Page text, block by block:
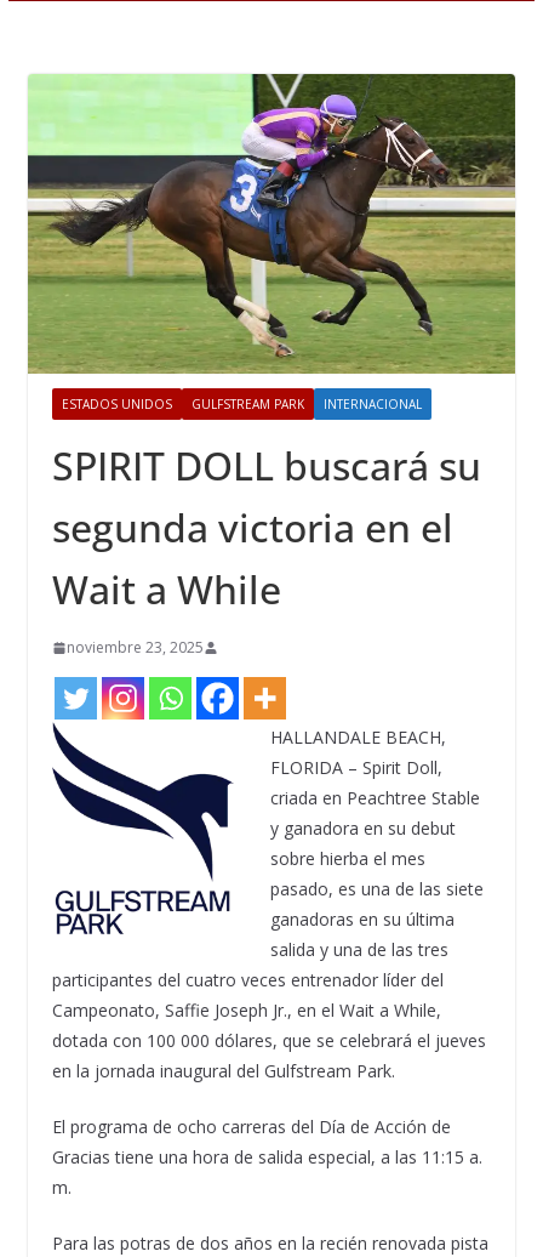
ESTADOS UNIDOS GULFSTREAM PARK INTERNACIONAL
SPIRIT DOLL buscará su
segunda victoria en el
Wait a While
noviembre 23, 2025
HALLANDALE BEACH,
FLORIDA – Spirit Doll,
criada en Peachtree Stable
y ganadora en su debut
sobre hierba el mes
pasado, es una de las siete
ganadoras en su última
salida y una de las tres
participantes del cuatro veces entrenador líder del
Campeonato, Saffie Joseph Jr., en el Wait a While,
dotada con 100 000 dólares, que se celebrará el jueves
en la jornada inaugural del Gulfstream Park.
El programa de ocho carreras del Día de Acción de
Gracias tiene una hora de salida especial, a las 11:15 a.
m.
Para las potras de dos años en la recién renovada pista